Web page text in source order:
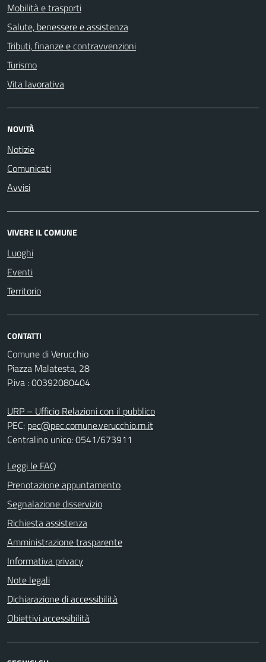
Mobilità e trasporti
Salute, benessere e assistenza
Tributi, finanze e contravvenzioni
Turismo
Vita lavorativa
NOVITÀ
Notizie
Comunicati
Avvisi
VIVERE IL COMUNE
Luoghi
Eventi
Territorio
CONTATTI
Comune di Verucchio
Piazza Malatesta, 28
P.iva : 00392080404
URP – Ufficio Relazioni con il pubblico
PEC: pec@pec.comune.verucchio.rn.it
Centralino unico: 0541/673911
Leggi le FAQ
Prenotazione appuntamento
Segnalazione disservizio
Richiesta assistenza
Amministrazione trasparente
Informativa privacy
Note legali
Dichiarazione di accessibilità
Obiettivi accessibilità